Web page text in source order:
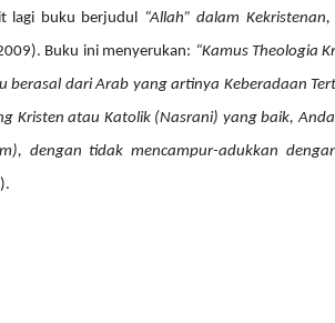
lagi buku berjudul “Allah” dalam
Buku ini menyerukan: “Kamus Theologia
berasal dari Arab yang artinya Keberadaan
Kristen atau Katolik (Nasrani) yang baik,
dengan tidak mencampur-adukkan